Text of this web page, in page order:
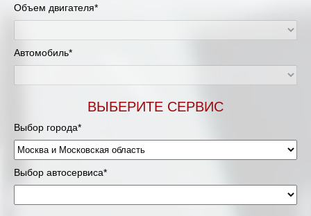
Липецк
Москва и Московская область
Мурманск
Нижневартовск
Нижний Новгород
Новосибирск
Объем двигателя*
Автомобиль*
ВЫБЕРИТЕ СЕРВИС
Выбор города*
Выбор автосервиса*